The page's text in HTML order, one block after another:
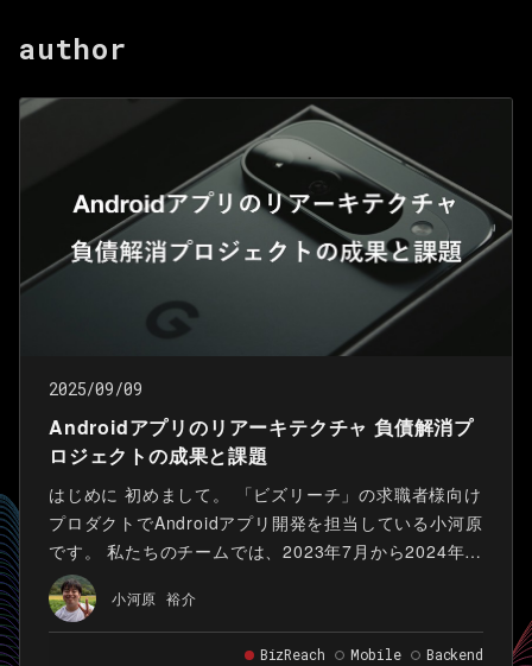
author
2025/09/09
Androidアプリのリアーキテクチャ 負債解消プ
ロジェクトの成果と課題
はじめに 初めまして。 「ビズリーチ」の求職者様向け
プロダクトでAndroidアプリ開発を担当している小河原
です。 私たちのチームでは、2023年7月から2024年6
月にかけて、「ビズリーチ」の求職者様向けAndroidア
プリの大規模な負債解消プロジェクト、通称「リアー
キテクチャ」を推進していました。
小河原 裕介
BizReach Mobile Backend